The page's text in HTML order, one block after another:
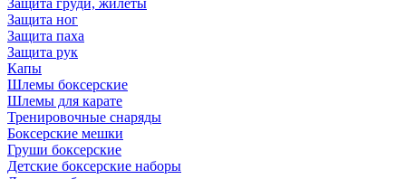
Защита груди, жилеты
Защита ног
Защита паха
Защита рук
Капы
Шлемы боксерские
Шлемы для карате
Тренировочные снаряды
Боксерские мешки
Груши боксерские
Детские боксерские наборы